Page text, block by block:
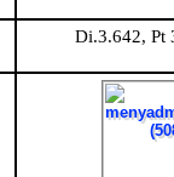
Di.3.642, Pt